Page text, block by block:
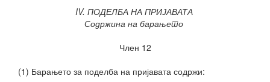
IV. ПОДЕЛБА НА ПРИЈАВАТА
Содржина на барањето
Член 12
(1) Барањето за поделба на пријавата содржи: